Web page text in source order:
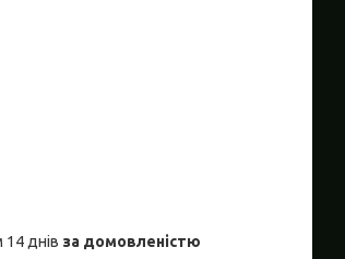
днів за домовленістю